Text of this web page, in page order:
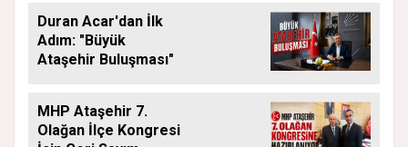
Duran Acar'dan İlk
Adım: "Büyük
Ataşehir Buluşması"
MHP Ataşehir 7.
Olağan İlçe Kongresi